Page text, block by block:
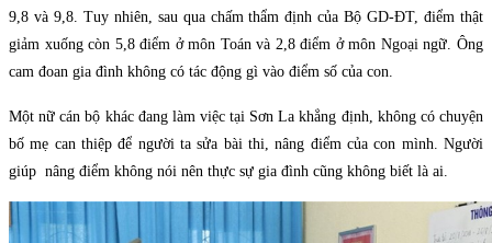
9,8 và 9,8. Tuy nhiên, sau qua chấm thẩm định của Bộ GD-ĐT, điểm thật
giảm xuống còn 5,8 điểm ở môn Toán và 2,8 điểm ở môn Ngoại ngữ. Ông
cam đoan gia đình không có tác động gì vào điểm số của con.
Một nữ cán bộ khác đang làm việc tại Sơn La khẳng định, không có chuyện
bố mẹ can thiệp để người ta sửa bài thi, nâng điểm của con mình. Người
giúp nâng điểm không nói nên thực sự gia đình cũng không biết là ai.